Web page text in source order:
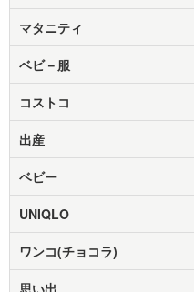
マタニティ
ベビ－服
コストコ
出産
ベビー
UNIQLO
ワンコ(チョコラ)
思い出